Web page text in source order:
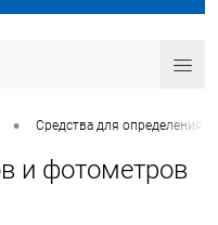
• Средства для определения
и фотометров